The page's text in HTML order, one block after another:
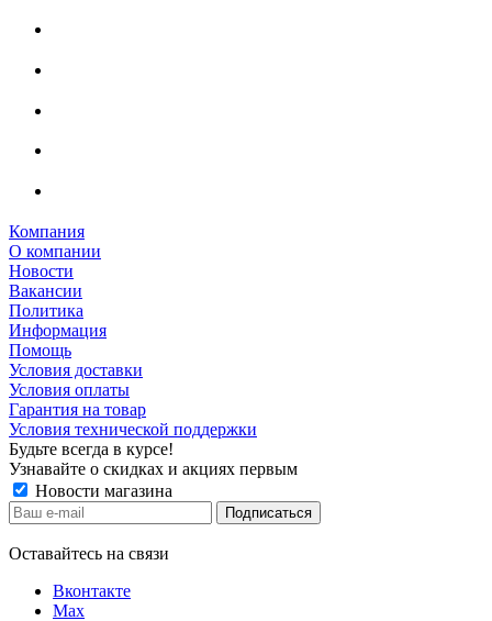
Компания
О компании
Новости
Вакансии
Политика
Информация
Помощь
Условия доставки
Условия оплаты
Гарантия на товар
Условия технической поддержки
Будьте всегда в курсе!
Узнавайте о скидках и акциях первым
Новости магазина
Оставайтесь на связи
Вконтакте
Max